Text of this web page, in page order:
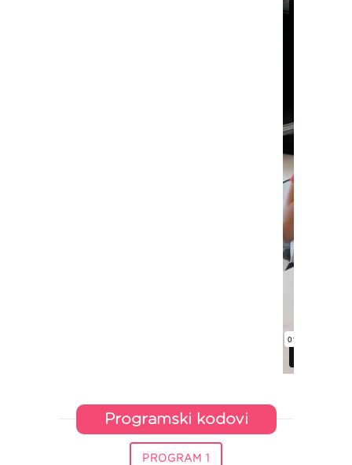
Programski kodovi
PROGRAM 1